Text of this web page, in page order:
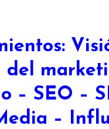
del
– SEO –
–